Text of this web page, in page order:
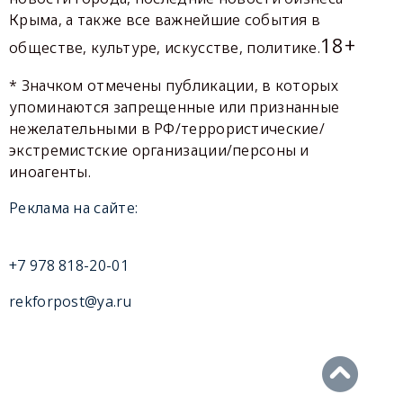
Крыма, а также все важнейшие события в
обществе, культуре, искусстве, политике.18+
* Значком отмечены публикации, в которых
упоминаются запрещенные или признанные
нежелательными в РФ/террористические/
экстремистские организации/персоны и
иноагенты.
Реклама на сайте:
+7 978 818-20-01
rekforpost@ya.ru